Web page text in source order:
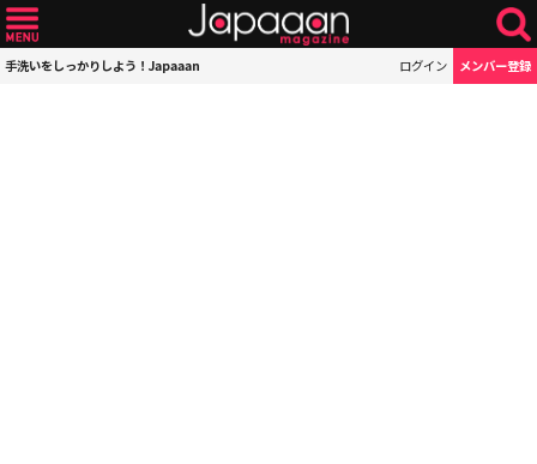
手洗いをしっかりしよう！Japaaan ログイン メンバー登録